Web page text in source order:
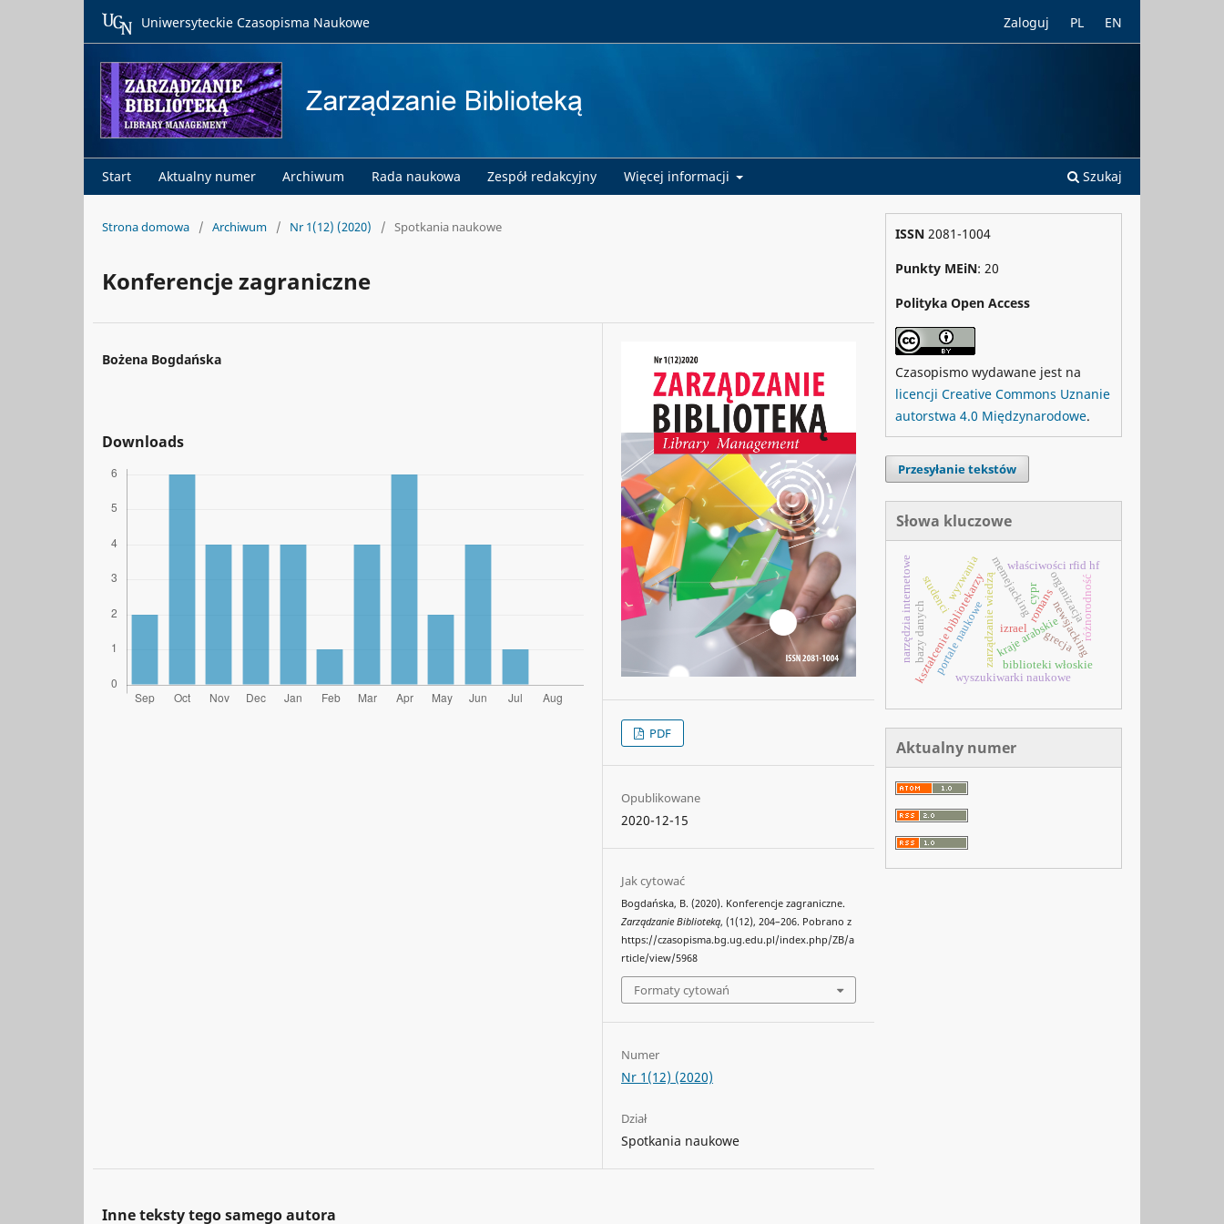
Start Aktualny numer Archiwum Rada naukowa Zespół redakcyjny Więcej informacji Szukaj
Zaloguj PL EN
Uniwersyteckie Czasopisma Naukowe
Strona domowa / Archiwum / Nr 1(12) (2020) / Spotkania naukowe
Konferencje zagraniczne
Bożena Bogdańska
Downloads
PDF
Opublikowane
2020-12-15
Jak cytować
Bogdańska, B. (2020). Konferencje zagraniczne.
Zarządzanie Biblioteką, (1(12), 204–206. Pobrano z
https://czasopisma.bg.ug.edu.pl/index.php/ZB/a
rticle/view/5968
Formaty cytowań
Numer
Nr 1(12) (2020)
Dział
Spotkania naukowe
Inne teksty tego samego autora
ISSN 2081-1004
Punkty MEiN: 20
Polityka Open Access
Czasopismo wydawane jest na
licencji Creative Commons Uznanie
autorstwa 4.0 Międzynarodowe.
Przesyłanie tekstów
Słowa kluczowe
zarządzanie wiedząkraje arabskie
kształcenie bibliotekarzy grecja
memejacking
newsjacking
portale naukowe
wyszukiwarki naukowe
bazy danych
narzędzia internetowe
biblioteki włoskie
właściwości rfid hf
różnorodność
organizacja
wyzwania
izrael
romans
studenci cypr
Aktualny numer